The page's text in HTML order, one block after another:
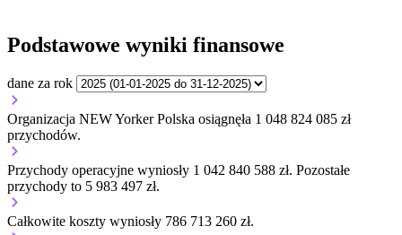
Podstawowe wyniki finansowe
dane za rok
Organizacja NEW Yorker Polska osiągnęła 1 048 824 085 zł
przychodów.
Przychody operacyjne wyniosły 1 042 840 588 zł. Pozostałe
przychody to 5 983 497 zł.
Całkowite koszty wyniosły 786 713 260 zł.